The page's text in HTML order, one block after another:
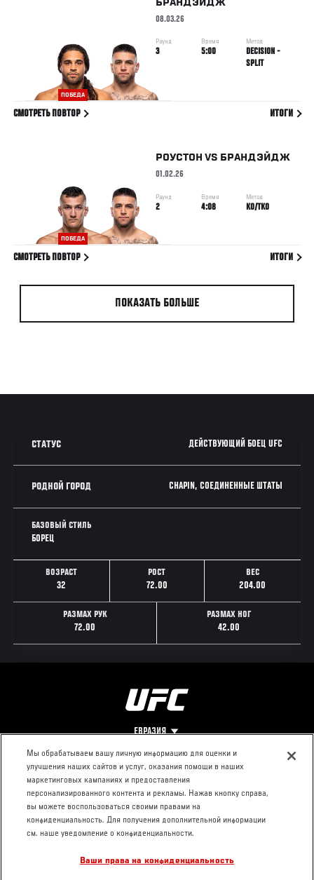
ПОБЕДА
БРАНДЭЙДЖ
08.03.26
Раунд
3
Время
5:00
Метод
DECISION -
SPLIT
СМОТРЕТЬ ПОВТОР ИТОГИ
ПОБЕДА
РОУСТОН VS БРАНДЭЙДЖ
01.02.26
Раунд
2
Время
4:08
Метод
KO/TKO
СМОТРЕТЬ ПОВТОР ИТОГИ
ПОКАЗАТЬ БОЛЬШЕ
СТАТУС ДЕЙСТВУЮЩИЙ БОЕЦ UFC
РОДНОЙ ГОРОД CHAPIN, СОЕДИНЕННЫЕ ШТАТЫ
БАЗОВЫЙ СТИЛЬ
БОРЕЦ
ВОЗРАСТ
32
РОСТ
72.00
ВЕС
204.00
РАЗМАХ РУК
72.00
РАЗМАХ НОГ
42.00
ЕВРАЗИЯ
Footer
О UFC
Про ММА
Социальная
ответственность
КОНТАКТЫ
Пресс-центр
Условия
использования
Мы обрабатываем вашу личную информацию для оценки и
улучшения наших сайтов и услуг, оказания помощи в наших
маркетинговых кампаниях и предоставления
персонализированного контента и рекламы. Нажав кнопку справа,
вы можете воспользоваться своими правами на
конфиденциальность. Для получения дополнительной информации
см. наше уведомление о конфиденциальности.
Ваши права на конфиденциальность